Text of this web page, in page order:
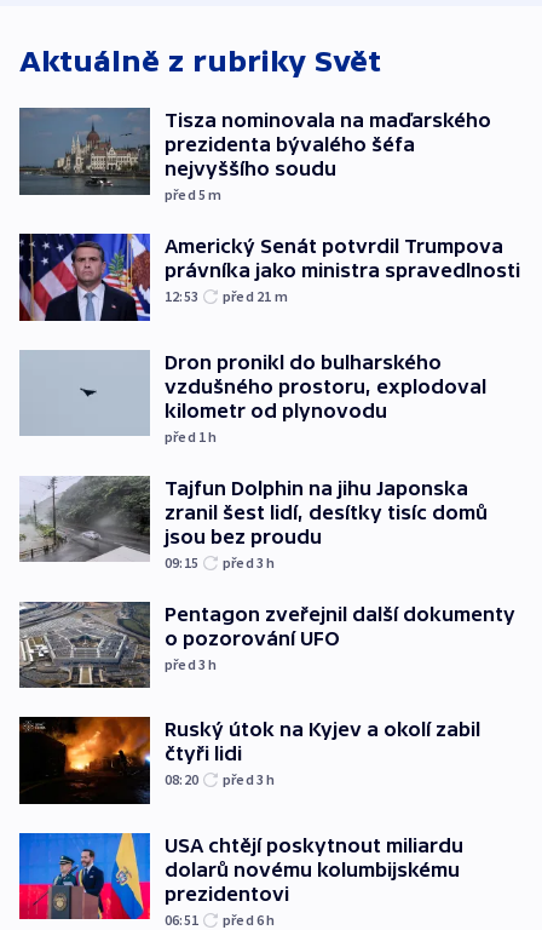
Aktuálně z rubriky Svět
Tisza nominovala na maďarského
prezidenta bývalého šéfa
nejvyššího soudu
před 5m
Americký Senát potvrdil Trumpova
právníka jako ministra spravedlnosti
12:53 před 21 m
Dron pronikl do bulharského
vzdušného prostoru, explodoval
kilometr od plynovodu
před 1h
Tajfun Dolphin na jihu Japonska
zranil šest lidí, desítky tisíc domů
jsou bez proudu
09:15 před 3h
Pentagon zveřejnil další dokumenty
o pozorování UFO
před 3h
Ruský útok na Kyjev a okolí zabil
čtyři lidi
08:20 před 3h
USA chtějí poskytnout miliardu
dolarů novému kolumbijskému
prezidentovi
06:51 před 6h